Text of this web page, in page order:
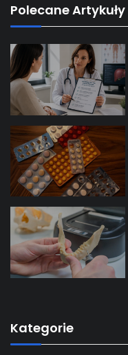
Polecane Artykuły
Kategorie